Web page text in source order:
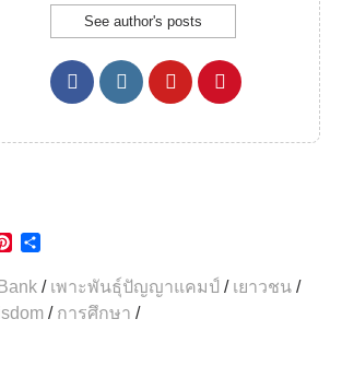
See author's posts
n
e
a
e
/ เพาะพันธุ์ปัญญาแคมป์ / เยาวชน /
/ การศึกษา /